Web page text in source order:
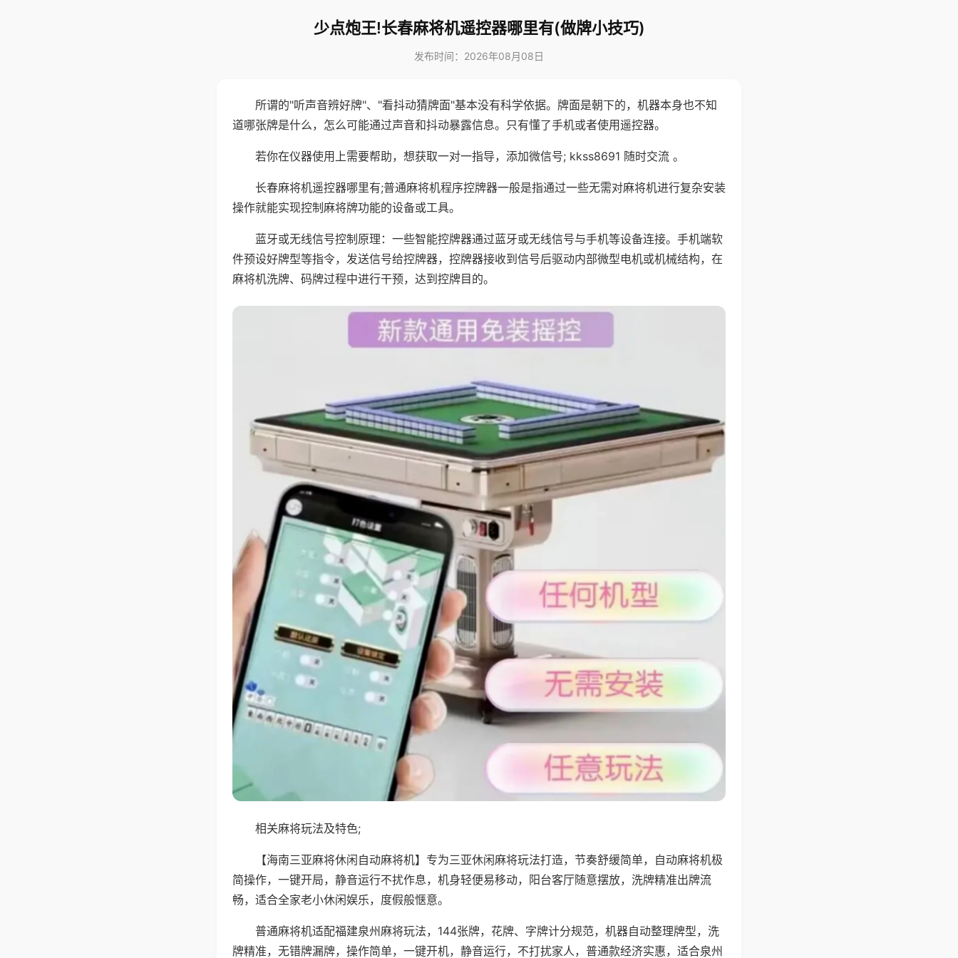
少点炮王!长春麻将机遥控器哪里有(做牌小技巧)
发布时间：2026年08月08日
所谓的"听声音辨好牌"、"看抖动猜牌面"基本没有科学依据。牌面是朝下的，机器本身也不知
道哪张牌是什么，怎么可能通过声音和抖动暴露信息。只有懂了手机或者使用遥控器。
若你在仪器使用上需要帮助，想获取一对一指导，添加微信号; kkss8691 随时交流 。
长春麻将机遥控器哪里有;普通麻将机程序控牌器一般是指通过一些无需对麻将机进行复杂安装
操作就能实现控制麻将牌功能的设备或工具。
蓝牙或无线信号控制原理：一些智能控牌器通过蓝牙或无线信号与手机等设备连接。手机端软
件预设好牌型等指令，发送信号给控牌器，控牌器接收到信号后驱动内部微型电机或机械结构，在
麻将机洗牌、码牌过程中进行干预，达到控牌目的。
相关麻将玩法及特色;
【海南三亚麻将休闲自动麻将机】专为三亚休闲麻将玩法打造，节奏舒缓简单，自动麻将机极
简操作，一键开局，静音运行不扰作息，机身轻便易移动，阳台客厅随意摆放，洗牌精准出牌流
畅，适合全家老小休闲娱乐，度假般惬意。
普通麻将机适配福建泉州麻将玩法，144张牌，花牌、字牌计分规范，机器自动整理牌型，洗
牌精准，无错牌漏牌，操作简单，一键开机，静音运行，不打扰家人，普通款经济实惠，适合泉州